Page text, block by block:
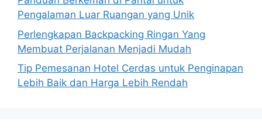
Pengalaman Luar Ruangan yang Unik
Perlengkapan Backpacking Ringan Yang
Membuat Perjalanan Menjadi Mudah
Tip Pemesanan Hotel Cerdas untuk Penginapan
Lebih Baik dan Harga Lebih Rendah